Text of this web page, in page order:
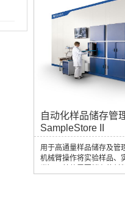
PlantTrak Sx或Mx可将样
配套软件能够自动将样品
形码 & GPS定位信息）相
样品信息。
自动化样品储存
SampleStore II
用于高通量样品储存及管
机械臂操作将实验样品、